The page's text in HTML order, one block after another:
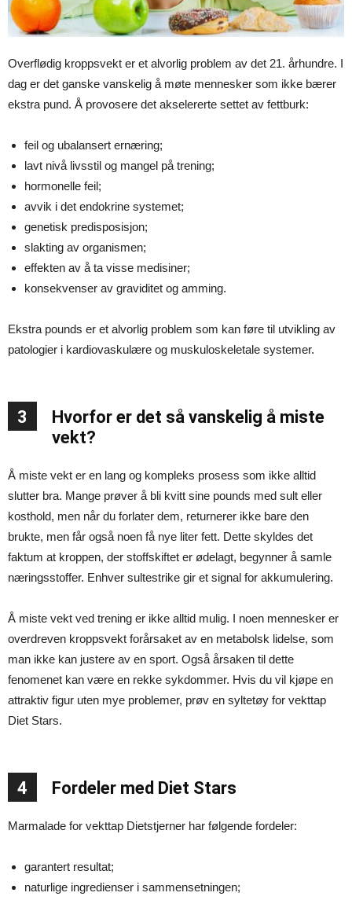
Overflødig kroppsvekt er et alvorlig problem av det 21. århundre. I
dag er det ganske vanskelig å møte mennesker som ikke bærer
ekstra pund. Å provosere det akselererte settet av fettburk:
feil og ubalansert ernæring;
lavt nivå livsstil og mangel på trening;
hormonelle feil;
avvik i det endokrine systemet;
genetisk predisposisjon;
slakting av organismen;
effekten av å ta visse medisiner;
konsekvenser av graviditet og amming.
Ekstra pounds er et alvorlig problem som kan føre til utvikling av
patologier i kardiovaskulære og muskuloskeletale systemer.
3
Hvorfor er det så vanskelig å miste
vekt?
Å miste vekt er en lang og kompleks prosess som ikke alltid
slutter bra. Mange prøver å bli kvitt sine pounds med sult eller
kosthold, men når du forlater dem, returnerer ikke bare den
brukte, men får også noen få nye liter fett. Dette skyldes det
faktum at kroppen, der stoffskiftet er ødelagt, begynner å samle
næringsstoffer. Enhver sultestrike gir et signal for akkumulering.
Å miste vekt ved trening er ikke alltid mulig. I noen mennesker er
overdreven kroppsvekt forårsaket av en metabolsk lidelse, som
man ikke kan justere av en sport. Også årsaken til dette
fenomenet kan være en rekke sykdommer. Hvis du vil kjøpe en
attraktiv figur uten mye problemer, prøv en syltetøy for vekttap
Diet Stars.
4 Fordeler med Diet Stars
Marmalade for vekttap Dietstjerner har følgende fordeler:
garantert resultat;
naturlige ingredienser i sammensetningen;